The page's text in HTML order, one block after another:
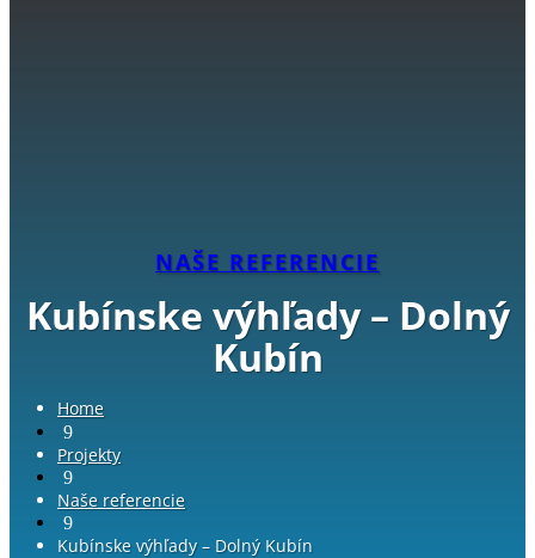
NAŠE REFERENCIE
Kubínske výhľady – Dolný
Kubín
Home
9
Projekty
9
Naše referencie
9
Kubínske výhľady – Dolný Kubín